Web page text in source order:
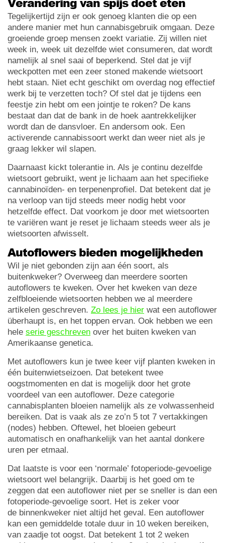
Tegelijkertijd zijn er ook genoeg klanten die op een
andere manier met hun cannabisgebruik omgaan. Deze
groeiende groep mensen zoekt variatie. Zij willen niet
week in, week uit dezelfde wiet consumeren, dat wordt
namelijk al snel saai of beperkend. Stel dat je vijf
weckpotten met een zeer stoned makende wietsoort
hebt staan. Niet echt geschikt om overdag nog effectief
werk bij te verzetten toch? Of stel dat je tijdens een
feestje zin hebt om een jointje te roken? De kans
bestaat dan dat de bank in de hoek aantrekkelijker
wordt dan de dansvloer. En andersom ook. Een
activerende cannabissoort werkt dan weer niet als je
graag lekker wil slapen.
Daarnaast kickt tolerantie in. Als je continu dezelfde
wietsoort gebruikt, went je lichaam aan het specifieke
cannabinoïden- en terpenenprofiel. Dat betekent dat je
na verloop van tijd steeds meer nodig hebt voor
hetzelfde effect. Dat voorkom je door met wietsoorten
te variëren want je reset je lichaam steeds weer als je
wietsoorten afwisselt.
Autoflowers bieden mogelijkheden
Wil je niet gebonden zijn aan één soort, als
buitenkweker? Overweeg dan meerdere soorten
autoflowers te kweken. Over het kweken van deze
zelfbloeiende wietsoorten hebben we al meerdere
artikelen geschreven. Zo lees je hier wat een autoflower
überhaupt is, en het toppen ervan. Ook hebben we een
hele serie geschreven over het buiten kweken van
Amerikaanse genetica.
Met autoflowers kun je twee keer vijf planten kweken in
één buitenwietseizoen. Dat betekent twee
oogstmomenten en dat is mogelijk door het grote
voordeel van een autoflower. Deze categorie
cannabisplanten bloeien namelijk als ze volwassenheid
bereiken. Dat is vaak als ze zo’n 5 tot 7 vertakkingen
(nodes) hebben. Oftewel, het bloeien gebeurt
automatisch en onafhankelijk van het aantal donkere
uren per etmaal.
Dat laatste is voor een ‘normale’ fotoperiode-gevoelige
wietsoort wel belangrijk. Daarbij is het goed om te
zeggen dat een autoflower niet per se sneller is dan een
fotoperiode-gevoelige soort. Het is zeker voor
de binnenkweker niet altijd het geval. Een autoflower
kan een gemiddelde totale duur in 10 weken bereiken,
van zaadje tot oogst. Dat betekent 1 tot 2 weken